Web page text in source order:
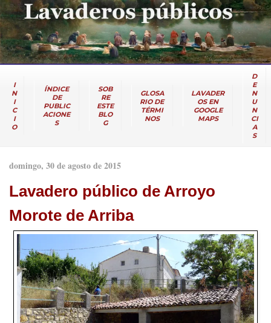
I
N
I
C
I
O
ÍNDICE
DE
PUBLIC
ACIONE
S
SOB
RE
ESTE
BLO
G
GLOSA
RIO DE
TÉRMI
NOS
LAVADER
OS EN
GOOGLE
MAPS
D
E
N
U
N
CI
A
S
domingo, 30 de agosto de 2015
Lavadero público de Arroyo
Morote de Arriba